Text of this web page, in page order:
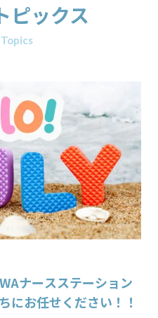
ピックス
ナースステーション
にお任せください！！